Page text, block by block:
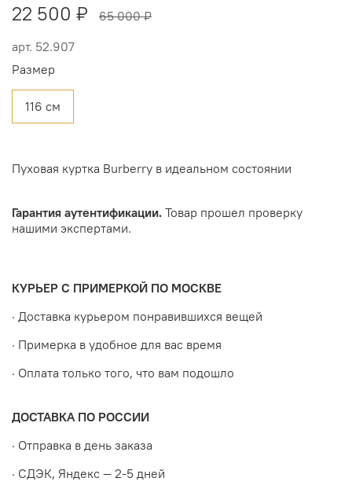
арт. 52.907
22 500 ₽ 65 000 ₽
Размер
116 см
Пуховая куртка Burberry в идеальном состоянии
Гарантия аутентификации. Товар прошел проверку
нашими экспертами.
КУРЬЕР С ПРИМЕРКОЙ ПО МОСКВЕ
· Доставка курьером понравившихся вещей
· Примерка в удобное для вас время
· Оплата только того, что вам подошло
ДОСТАВКА ПО РОССИИ
· Отправка в день заказа
· СДЭК, Яндекс — 2-5 дней